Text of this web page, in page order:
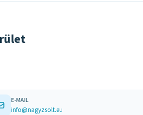
E-MAIL
info@nagyzsolt.eu